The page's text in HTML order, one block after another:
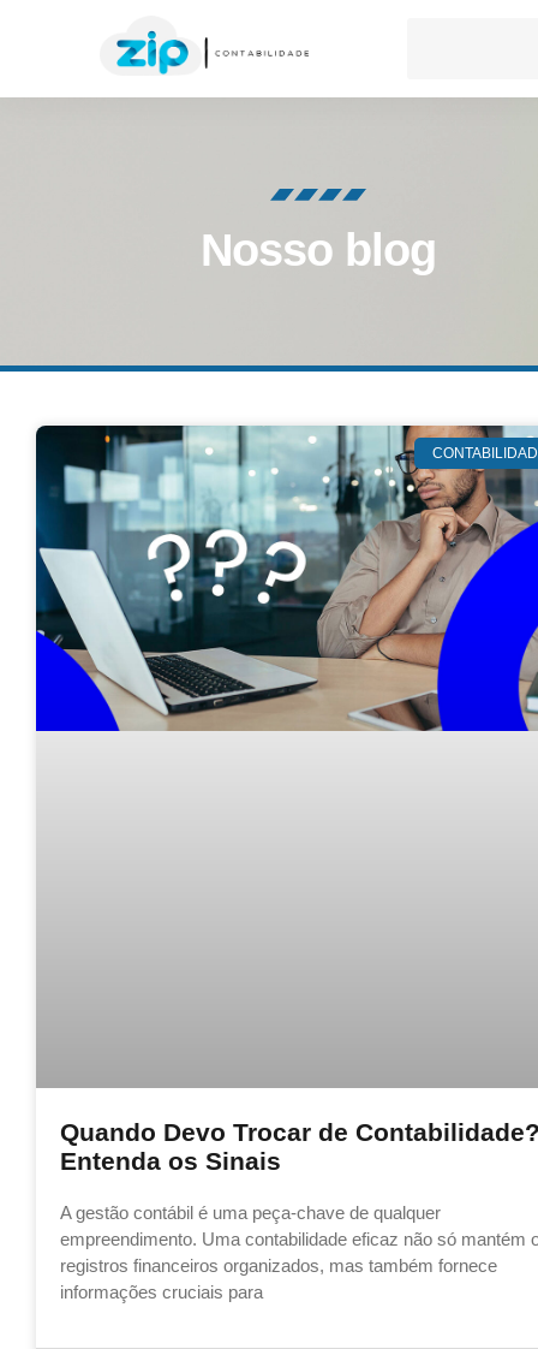
Nosso blog
Quando Devo Trocar de
Entenda os Sinais
A gestão contábil é uma peça-chave de qualquer
empreendimento. Uma contabilidade eficaz não só mantém
registros financeiros organizados, mas também fornece
informações cruciais para